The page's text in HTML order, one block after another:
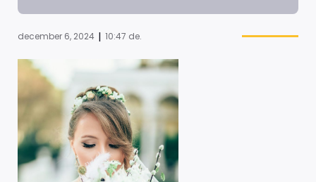
december 6, 2024 | 10:47 de.